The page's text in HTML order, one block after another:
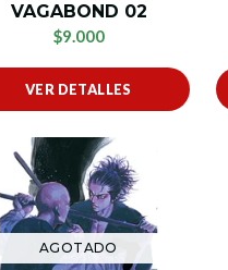
VAGABOND 02
$9.000
VER DETALLES
AGOTADO